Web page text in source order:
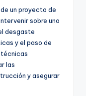
un proyecto de
sobre uno
desgaste
y el paso de
técnicas
las
y asegurar